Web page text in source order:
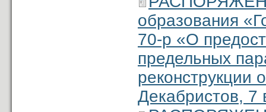
образования
70-р «О
предельных
реконструкции
Декабристов, 7